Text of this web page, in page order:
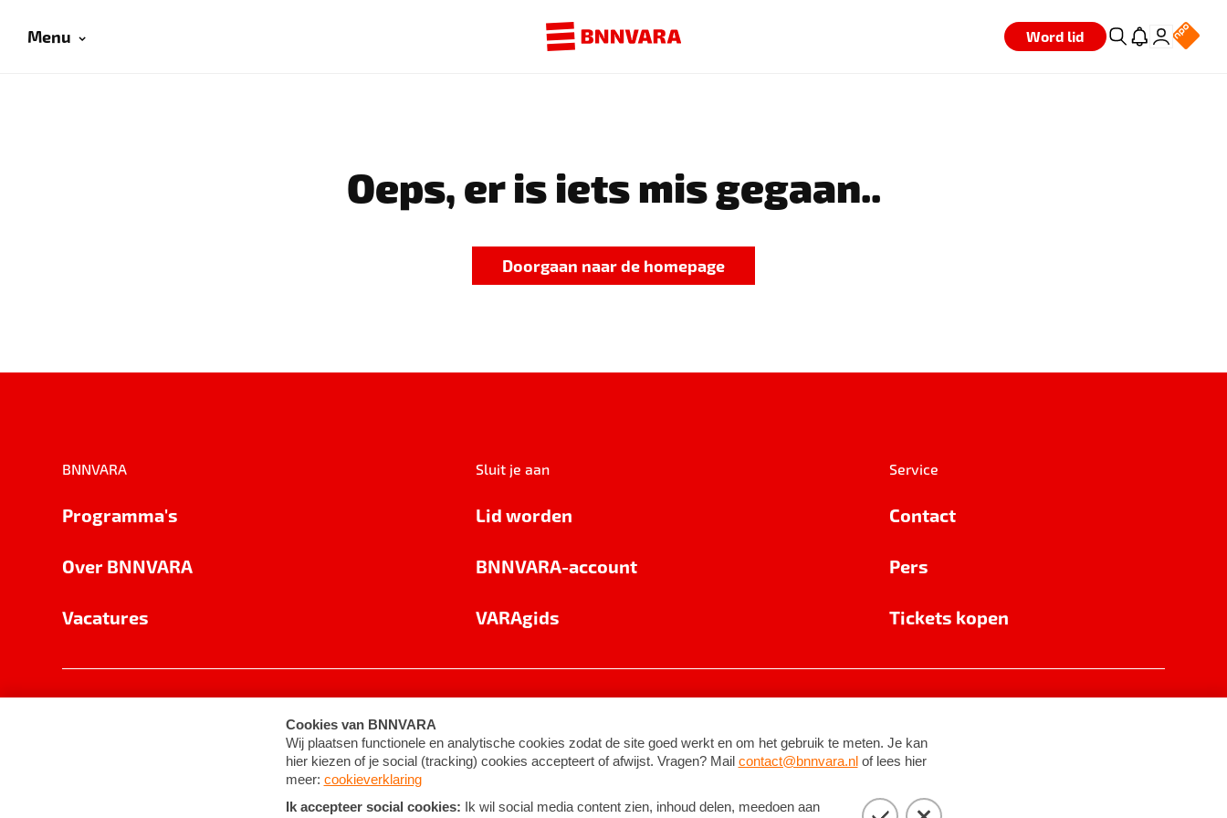
Menu Word lid
Oeps, er is iets mis gegaan..
Doorgaan naar de homepage
BNNVARA
Programma's
Over BNNVARA
Vacatures
Sluit je aan
Lid worden
BNNVARA-account
VARAgids
Service
Contact
Pers
Tickets kopen
Cookie-instellingen Algemene voorwaarden ©2026BNNVARA